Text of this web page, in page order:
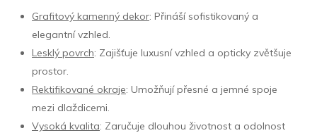
Grafitový kamenný dekor: Přináší sofistikovaný a
elegantní vzhled.
Lesklý povrch: Zajišťuje luxusní vzhled a opticky zvětšuje
prostor.
Rektifikované okraje: Umožňují přesné a jemné spoje
mezi dlaždicemi.
Vysoká kvalita: Zaručuje dlouhou životnost a odolnost